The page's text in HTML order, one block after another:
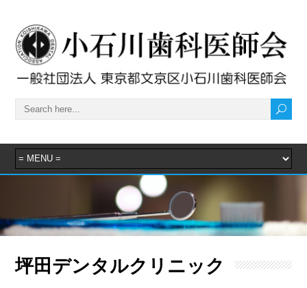
坪田デンタルクリニック